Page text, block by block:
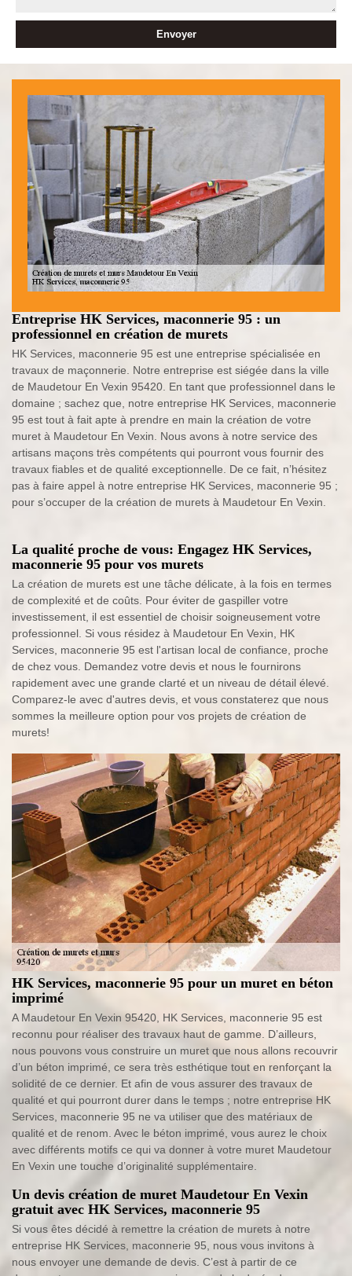
Entreprise HK Services, maconnerie 95 : un
professionnel en création de murets
HK Services, maconnerie 95 est une entreprise spécialisée en
travaux de maçonnerie. Notre entreprise est siégée dans la ville
de Maudetour En Vexin 95420. En tant que professionnel dans le
domaine ; sachez que, notre entreprise HK Services, maconnerie
95 est tout à fait apte à prendre en main la création de votre
muret à Maudetour En Vexin. Nous avons à notre service des
artisans maçons très compétents qui pourront vous fournir des
travaux fiables et de qualité exceptionnelle. De ce fait, n’hésitez
pas à faire appel à notre entreprise HK Services, maconnerie 95 ;
pour s’occuper de la création de murets à Maudetour En Vexin.
La qualité proche de vous: Engagez HK Services,
maconnerie 95 pour vos murets
La création de murets est une tâche délicate, à la fois en termes
de complexité et de coûts. Pour éviter de gaspiller votre
investissement, il est essentiel de choisir soigneusement votre
professionnel. Si vous résidez à Maudetour En Vexin, HK
Services, maconnerie 95 est l'artisan local de confiance, proche
de chez vous. Demandez votre devis et nous le fournirons
rapidement avec une grande clarté et un niveau de détail élevé.
Comparez-le avec d'autres devis, et vous constaterez que nous
sommes la meilleure option pour vos projets de création de
murets!
HK Services, maconnerie 95 pour un muret en béton
imprimé
A Maudetour En Vexin 95420, HK Services, maconnerie 95 est
reconnu pour réaliser des travaux haut de gamme. D’ailleurs,
nous pouvons vous construire un muret que nous allons recouvrir
d’un béton imprimé, ce sera très esthétique tout en renforçant la
solidité de ce dernier. Et afin de vous assurer des travaux de
qualité et qui pourront durer dans le temps ; notre entreprise HK
Services, maconnerie 95 ne va utiliser que des matériaux de
qualité et de renom. Avec le béton imprimé, vous aurez le choix
avec différents motifs ce qui va donner à votre muret Maudetour
En Vexin une touche d’originalité supplémentaire.
Un devis création de muret Maudetour En Vexin
gratuit avec HK Services, maconnerie 95
Si vous êtes décidé à remettre la création de murets à notre
entreprise HK Services, maconnerie 95, nous vous invitons à
nous envoyer une demande de devis. C’est à partir de ce